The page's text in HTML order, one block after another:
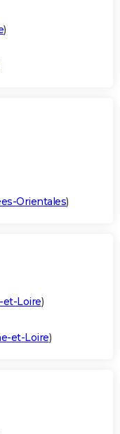
)
Orientales)
et-Loire)
et-Loire)